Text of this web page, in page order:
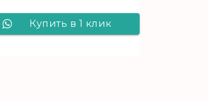
Текущая цена: 4470 ₸.
Купить в 1 клик